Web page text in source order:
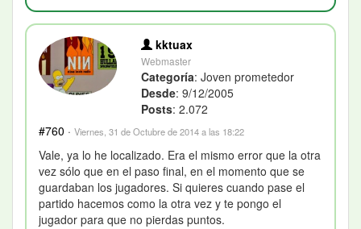
kktuax
Webmaster
Categoría: Joven prometedor
Desde: 9/12/2005
Posts: 2.072
#760 · Viernes, 31 de Octubre de 2014 a las 18:22
Vale, ya lo he localizado. Era el mismo error que la otra
vez sólo que en el paso final, en el momento que se
guardaban los jugadores. Si quieres cuando pase el
partido hacemos como la otra vez y te pongo el
jugador para que no pierdas puntos.